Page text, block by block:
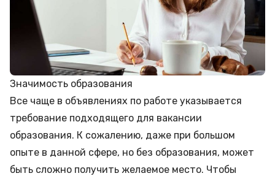
Значимость образования
Все чаще в объявлениях по работе указывается
требование подходящего для вакансии
образования. К сожалению, даже при большом
опыте в данной сфере, но без образования, может
быть сложно получить желаемое место. Чтобы